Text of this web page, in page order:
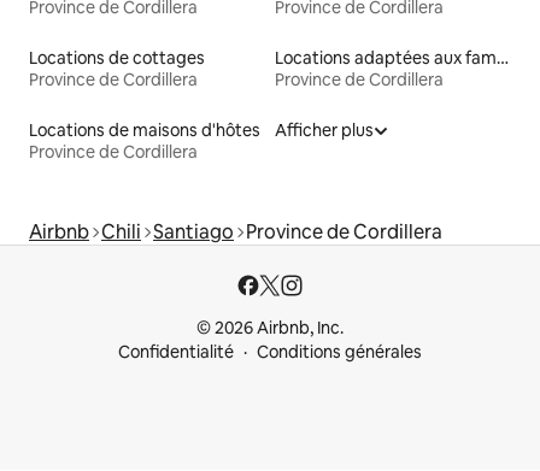
Province de Cordillera Province de Cordillera
Locations de cottages
Province de Cordillera
Locations adaptées aux familles
Province de Cordillera
Locations de maisons d'hôtes
Province de Cordillera
Afficher plus
Airbnb Chili Santiago Province de Cordillera
© 2026 Airbnb, Inc.
Confidentialité
Conditions générales